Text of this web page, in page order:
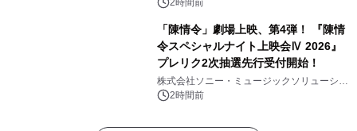
「陳情令」劇場上映、第4弾！ 『陳情
令スペシャルナイト上映会Ⅳ 2026』
プレリク2次抽選先行受付開始！
株式会社ソニー・ミュージックソリューショ
ンズ2時間前